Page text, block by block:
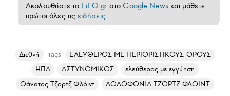
Ακολουθήστε το LiFO.gr στοGoogle News και μάθετε
πρώτοι όλες τις ειδήσεις
Διεθνή Tags
ΕΛΕΥΘΕΡΟΣ ΜΕ ΠΕΡΙΟΡΙΣΤΙΚΟΥΣ ΟΡΟΥΣ
ΗΠΑ
ΑΣΤΥΝΟΜΙΚΟΣ
ελεύθερος με εγγύηση
Θάνατος Τζορτζ Φλόιντ
ΔΟΛΟΦΟΝΙΑ ΤΖΟΡΤΖ ΦΛΟΙΝΤ